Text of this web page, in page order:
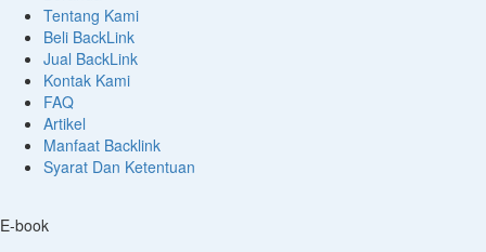
Tentang Kami
Beli BackLink
Jual BackLink
Kontak Kami
FAQ
Artikel
Manfaat Backlink
Syarat Dan Ketentuan
E-book